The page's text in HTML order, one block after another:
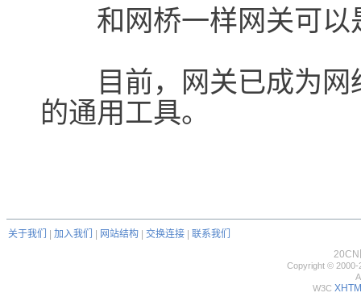
和网桥一样网关可以
目前，网关已成为网
的通用工具。
关于我们 加入我们 网站结构 交换连接
联系我们
20CN
Copyright © 2000-
W3C